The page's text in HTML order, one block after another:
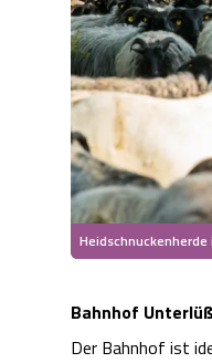
Heidschnuckenherde
Bahnhof
Der Bahnhof ist